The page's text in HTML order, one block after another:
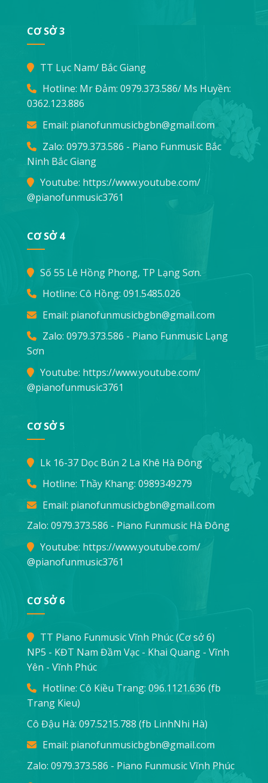
CƠ SỞ 3
TT Lục Nam/ Bắc Giang
Hotline: Mr Đảm: 0979.373.586/ Ms Huyền:
0362.123.886
Email: pianofunmusicbgbn@gmail.com
Zalo: 0979.373.586 - Piano Funmusic Bắc
Ninh Bắc Giang
Youtube: https://www.youtube.com/
@pianofunmusic3761
CƠ SỞ 4
Số 55 Lê Hồng Phong, TP Lạng Sơn.
Hotline: Cô Hồng: 091.5485.026
Email: pianofunmusicbgbn@gmail.com
Zalo: 0979.373.586 - Piano Funmusic Lạng
Sơn
Youtube: https://www.youtube.com/
@pianofunmusic3761
CƠ SỞ 5
Lk 16-37 Dọc Bún 2 La Khê Hà Đông
Hotline: Thầy Khang: 0989349279
Email: pianofunmusicbgbn@gmail.com
Zalo: 0979.373.586 - Piano Funmusic Hà Đông
Youtube: https://www.youtube.com/
@pianofunmusic3761
CƠ SỞ 6
TT Piano Funmusic Vĩnh Phúc (Cơ sở 6)
NP5 - KĐT Nam Đầm Vạc - Khai Quang - Vĩnh
Yên - Vĩnh Phúc
Hotline: Cô Kiều Trang: 096.1121.636 (fb
Trang Kieu)
Cô Đậu Hà: 097.5215.788 (fb LinhNhi Hà)
Email: pianofunmusicbgbn@gmail.com
Zalo: 0979.373.586 - Piano Funmusic Vĩnh Phúc